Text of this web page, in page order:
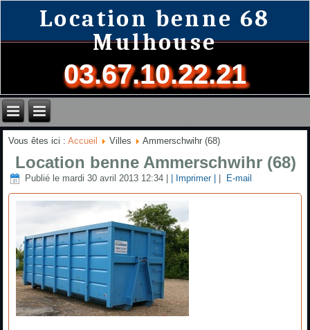
Location benne 68
Mulhouse
03.67.10.22.21
Vous êtes ici :Accueil Villes Ammerschwihr (68)
Location benne Ammerschwihr (68)
Publié le mardi 30 avril 2013 12:34 | Imprimer | E-mail